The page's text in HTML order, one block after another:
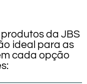
da JBS
ideal para as
cada opção